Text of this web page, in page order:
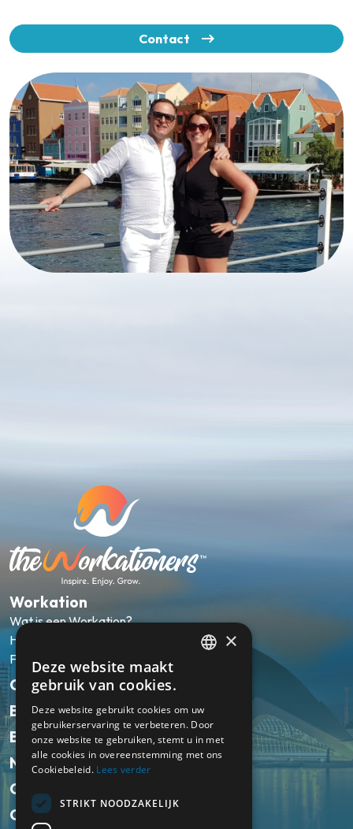
Contact
Workation
Wat is een Workation?
Hoe werkt het?
FAQ
Onze pakketten
Bestemmingen
Ervaringen
Nieuws
Over ons
Contact
×
Deze website maakt
gebruik van cookies.
Deze website gebruikt cookies om uw
gebruikerservaring te verbeteren. Door
onze website te gebruiken, stemt u in met
alle cookies in overeenstemming met ons
Cookiebeleid. Lees verder
STRIKT NOODZAKELIJK